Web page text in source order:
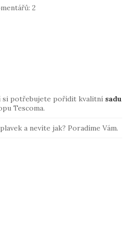
l te
2
si potřebujete pořídit kvalitní sadu
Tescoma.
a nevíte jak? Poradíme Vám.